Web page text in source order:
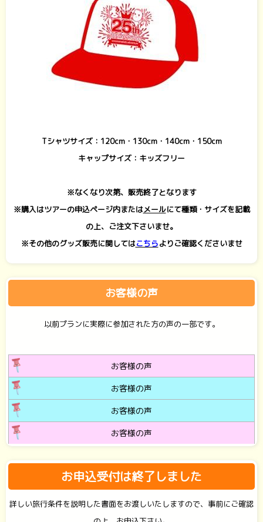
Tシャツサイズ：120cm・130cm・140cm・150cm
キャップサイズ：キッズフリー
※なくなり次第、販売終了となります
※購入はツアーの申込ページ内またはメールにて種類・サイズを記載
の上、ご注文下さいませ。
※その他のグッズ販売に関してはこちらよりご確認くださいませ
お客様の声
以前プランに実際に参加された方の声の一部です。
お客様の声
お客様の声
お客様の声
お客様の声
お申込受付は終了しました
詳しい旅行条件を説明した書面をお渡しいたしますので、事前にご確認